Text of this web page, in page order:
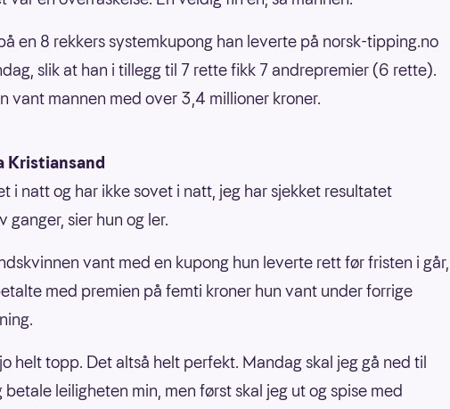
en 8 rekkers systemkupong han leverte på norsk-tipping.no
slik at han i tillegg til 7 rette fikk 7 andrepremier (6 rette).
vant mannen med over 3,4 millioner kroner.
Kristiansand
i natt og har ikke sovet i natt, jeg har sjekket resultatet
ganger, sier hun og ler.
vant med en kupong hun leverte rett før fristen i går,
med premien på femti kroner hun vant under forrige
helt topp. Det altså helt perfekt. Mandag skal jeg gå ned til
betale leiligheten min, men først skal jeg ut og spise med